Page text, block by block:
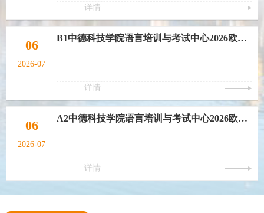
详情
06
2026-07
B1中德科技学院语言培训与考试中心2026欧标德语A2-B1衔接班
详情
06
2026-07
A2中德科技学院语言培训与考试中心2026欧标德语A2巩固班
详情